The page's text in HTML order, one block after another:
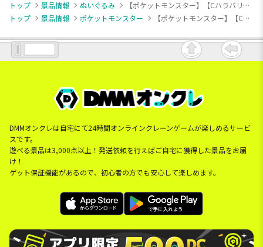
トップ 景品情報 ぬいぐるみ
【ポケットモンスター】【Cハラバリー】ポケットモンスター ぬいぐるみ～ウパー・ホエルコ・ハラバリー～
トップ
景品情報 ポケットモンスター 【ポケットモンスター】【Cハラバリー】ポケットモンスター ぬいぐるみ～ウパー・ホエルコ・ハラバリー～
DMMオンクレは自宅にて24時間オンラインクレーンゲームが楽しめるサービ
スです。
遊べる景品は3,000点以上！発送依頼を行えばご自宅に獲得した景品をお届
け！
ゲット保証機能があるので、初心者の方でも安心して楽しめます。